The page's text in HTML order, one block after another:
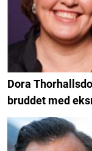
Dora
bruddet med